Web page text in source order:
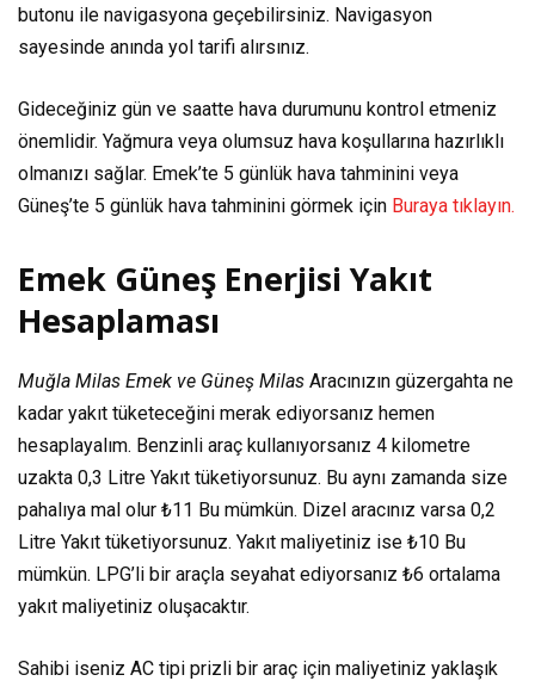
butonu ile navigasyona geçebilirsiniz. Navigasyon
sayesinde anında yol tarifi alırsınız.
Gideceğiniz gün ve saatte hava durumunu kontrol etmeniz
önemlidir. Yağmura veya olumsuz hava koşullarına hazırlıklı
olmanızı sağlar. Emek’te 5 günlük hava tahminini veya
Güneş’te 5 günlük hava tahminini görmek için Buraya tıklayın.
Emek Güneş Enerjisi Yakıt
Hesaplaması
Muğla Milas Emek ve Güneş Milas Aracınızın güzergahta ne
kadar yakıt tüketeceğini merak ediyorsanız hemen
hesaplayalım. Benzinli araç kullanıyorsanız 4 kilometre
uzakta 0,3 Litre Yakıt tüketiyorsunuz. Bu aynı zamanda size
pahalıya mal olur ₺11 Bu mümkün. Dizel aracınız varsa 0,2
Litre Yakıt tüketiyorsunuz. Yakıt maliyetiniz ise ₺10 Bu
mümkün. LPG’li bir araçla seyahat ediyorsanız ₺6 ortalama
yakıt maliyetiniz oluşacaktır.
Sahibi iseniz AC tipi prizli bir araç için maliyetiniz yaklaşık